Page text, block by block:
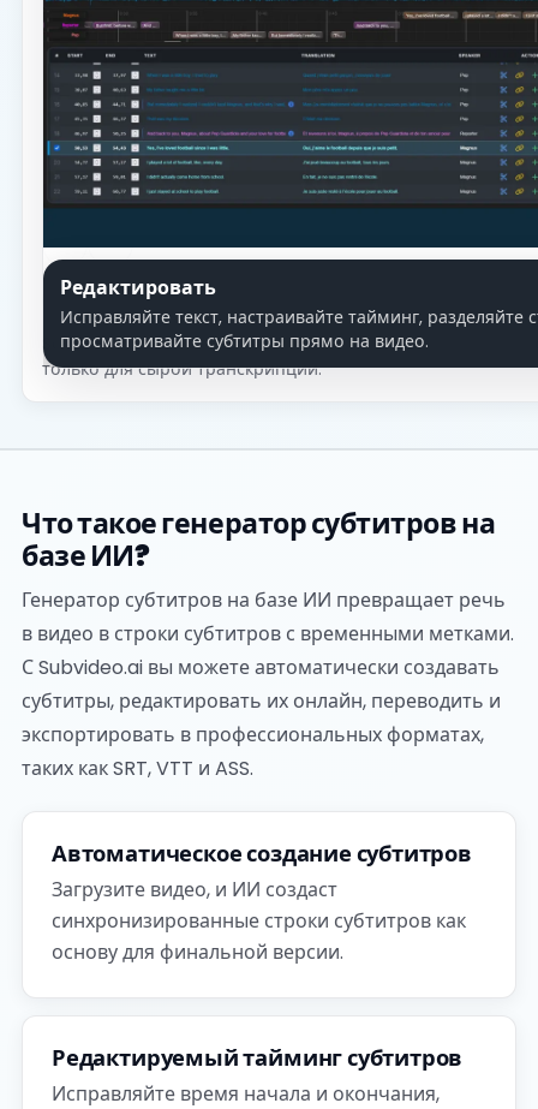
Создать
Загрузите видео, выберите язык речи и
субтитры.
Редактировать
Исправляйте текст, настраивайте тайминг, разделяйте
просматривайте субтитры прямо на видео.
Экспортировать
Экспортируйте SRT, VTT, ASS, TXT, DOCX или
встроенными субтитрами.
‹ ›
SRT VTT ASS
Subvideo.ai создан для полноценного процесса работы с
только для сырой транскрипции.
Что такое генератор субтитров на
базе ИИ?
Генератор субтитров на базе ИИ превращает речь
в видео в строки субтитров с временными метками.
С Subvideo.ai вы можете автоматически создавать
субтитры, редактировать их онлайн, переводить и
экспортировать в профессиональных форматах,
таких как SRT, VTT и ASS.
Автоматическое создание субтитров
Загрузите видео, и ИИ создаст
синхронизированные строки субтитров как
основу для финальной версии.
Редактируемый тайминг субтитров
Исправляйте время начала и окончания,